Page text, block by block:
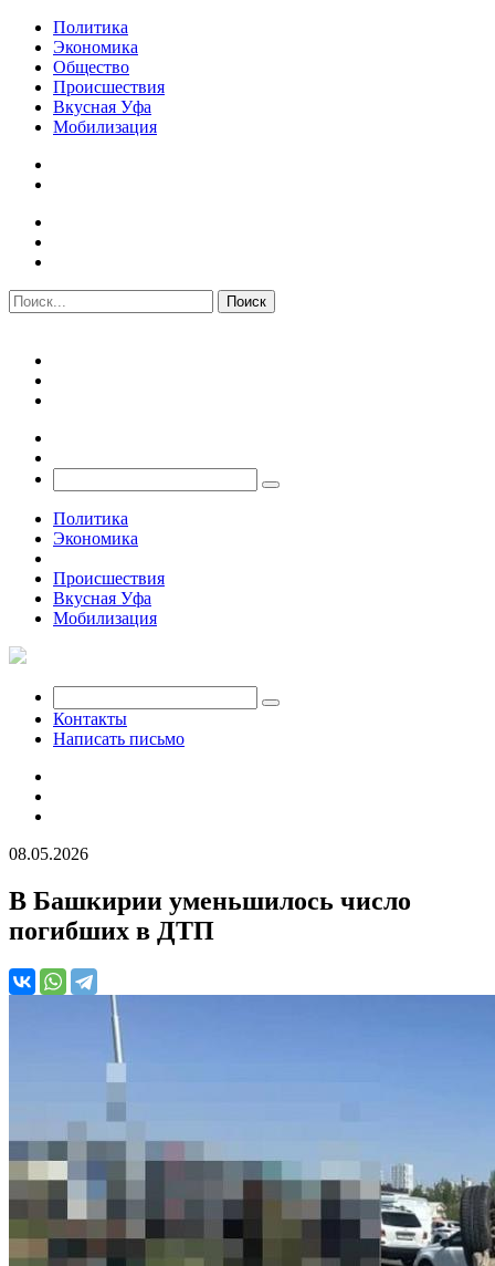
Политика
Экономика
Общество
Происшествия
Вкусная Уфа
Мобилизация
Политика
Экономика
Происшествия
Вкусная Уфа
Мобилизация
Контакты
Написать письмо
08.05.2026
В Башкирии уменьшилось число
погибших в ДТП